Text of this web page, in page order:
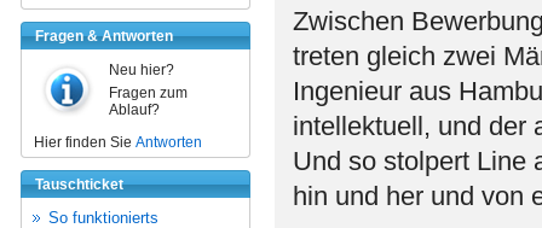
Fragen & Antworten
Neu hier?
Fragen zum
Ablauf?
Hier finden Sie Antworten
Tauschticket
So funktionierts
Zwischen
treten gleich zwei
Ingenieur aus
intellektuell, und der
Und so stolpert Line
hin und her und von